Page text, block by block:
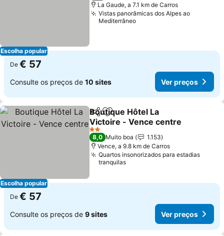
Escolha popular
La Gaude, a 7.1 km de Carros
Vistas panorâmicas dos Alpes ao
Mediterrâneo
De € 57
Consulte os preços de 10 sites Ver preços
Escolha popular
PartilharAdicionar aos favoritos
Boutique Hôtel La
Victoire - Vence centre
Ver preços
2 Estrelas
8,0 Muito boa
1.153
Vence, a 9.8 km de Carros
Quartos insonorizados para estadias
tranquilas
De € 57
Consulte os preços de 9 sites Ver preços